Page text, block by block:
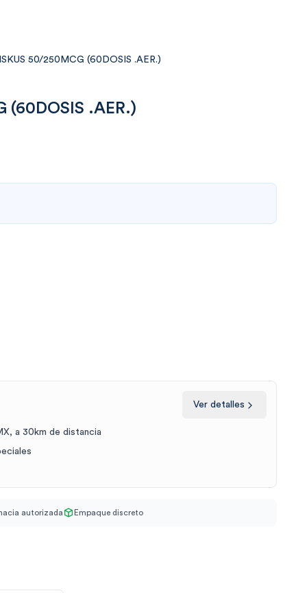
50/250MCG (60DOSIS .AER.)
(60DOSIS .AER.)
Ver detalles
a 30km de distancia
autorizada Empaque discreto